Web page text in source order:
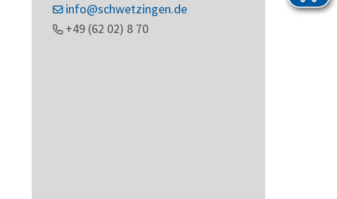
info@schwetzingen.de
+49 (62 02) 8 70